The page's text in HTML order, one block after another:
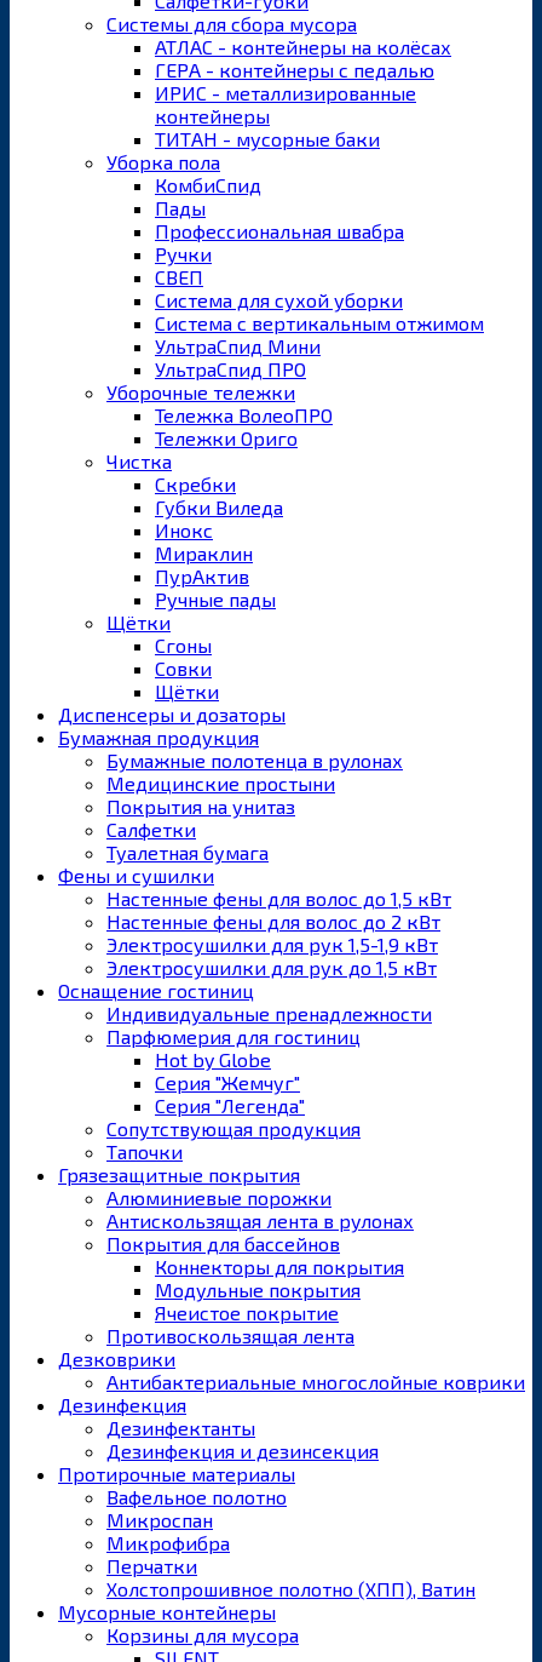
Системы для сбора мусора
АТЛАС - контейнеры на колёсах
ГЕРА - контейнеры с педалью
ИРИС - металлизированные
контейнеры
ТИТАН - мусорные баки
Уборка пола
КомбиСпид
Пады
Профессиональная швабра
Ручки
СВЕП
Система для сухой уборки
Система с вертикальным отжимом
УльтраСпид Мини
УльтраСпид ПРО
Уборочные тележки
Тележка ВолеоПРО
Тележки Ориго
Чистка
Скребки
Губки Виледа
Инокс
Мираклин
ПурАктив
Ручные пады
Щётки
Сгоны
Совки
Щётки
Диспенсеры и дозаторы
Бумажная продукция
Бумажные полотенца в рулонах
Медицинские простыни
Покрытия на унитаз
Салфетки
Туалетная бумага
Фены и сушилки
Настенные фены для волос до 1,5 кВт
Настенные фены для волос до 2 кВт
Электросушилки для рук 1,5-1,9 кВт
Электросушилки для рук до 1,5 кВт
Оснащение гостиниц
Индивидуальные пренадлежности
Парфюмерия для гостиниц
Hot by Globe
Серия "Жемчуг"
Серия "Легенда"
Сопутствующая продукция
Тапочки
Грязезащитные покрытия
Алюминиевые порожки
Антискользящая лента в рулонах
Покрытия для бассейнов
Коннекторы для покрытия
Модульные покрытия
Ячеистое покрытие
Противоскользящая лента
Дезковрики
Антибактериальные многослойные коврики
Дезинфекция
Дезинфектанты
Дезинфекция и дезинсекция
Протирочные материалы
Вафельное полотно
Микроспан
Микрофибра
Перчатки
Холстопрошивное полотно (ХПП), Ватин
Мусорные контейнеры
Корзины для мусора